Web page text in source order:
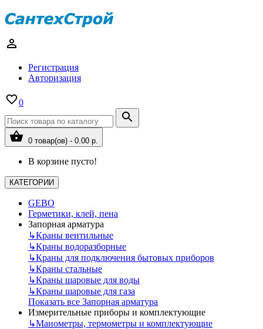
Регистрация
Авторизация
0
0 товар(ов) - 0.00 р.
В корзине пусто!
КАТЕГОРИИ
GEBO
Герметики, клей, пена
Запорная арматура
↳Краны вентильные
↳Краны водоразборные
↳Краны для подключения бытовых приборов
↳Краны стальные
↳Краны шаровые для воды
↳Краны шаровые для газа
Показать все Запорная арматура
Измерительные приборы и комплектующие
↳Манометры, термометры и комплектующие